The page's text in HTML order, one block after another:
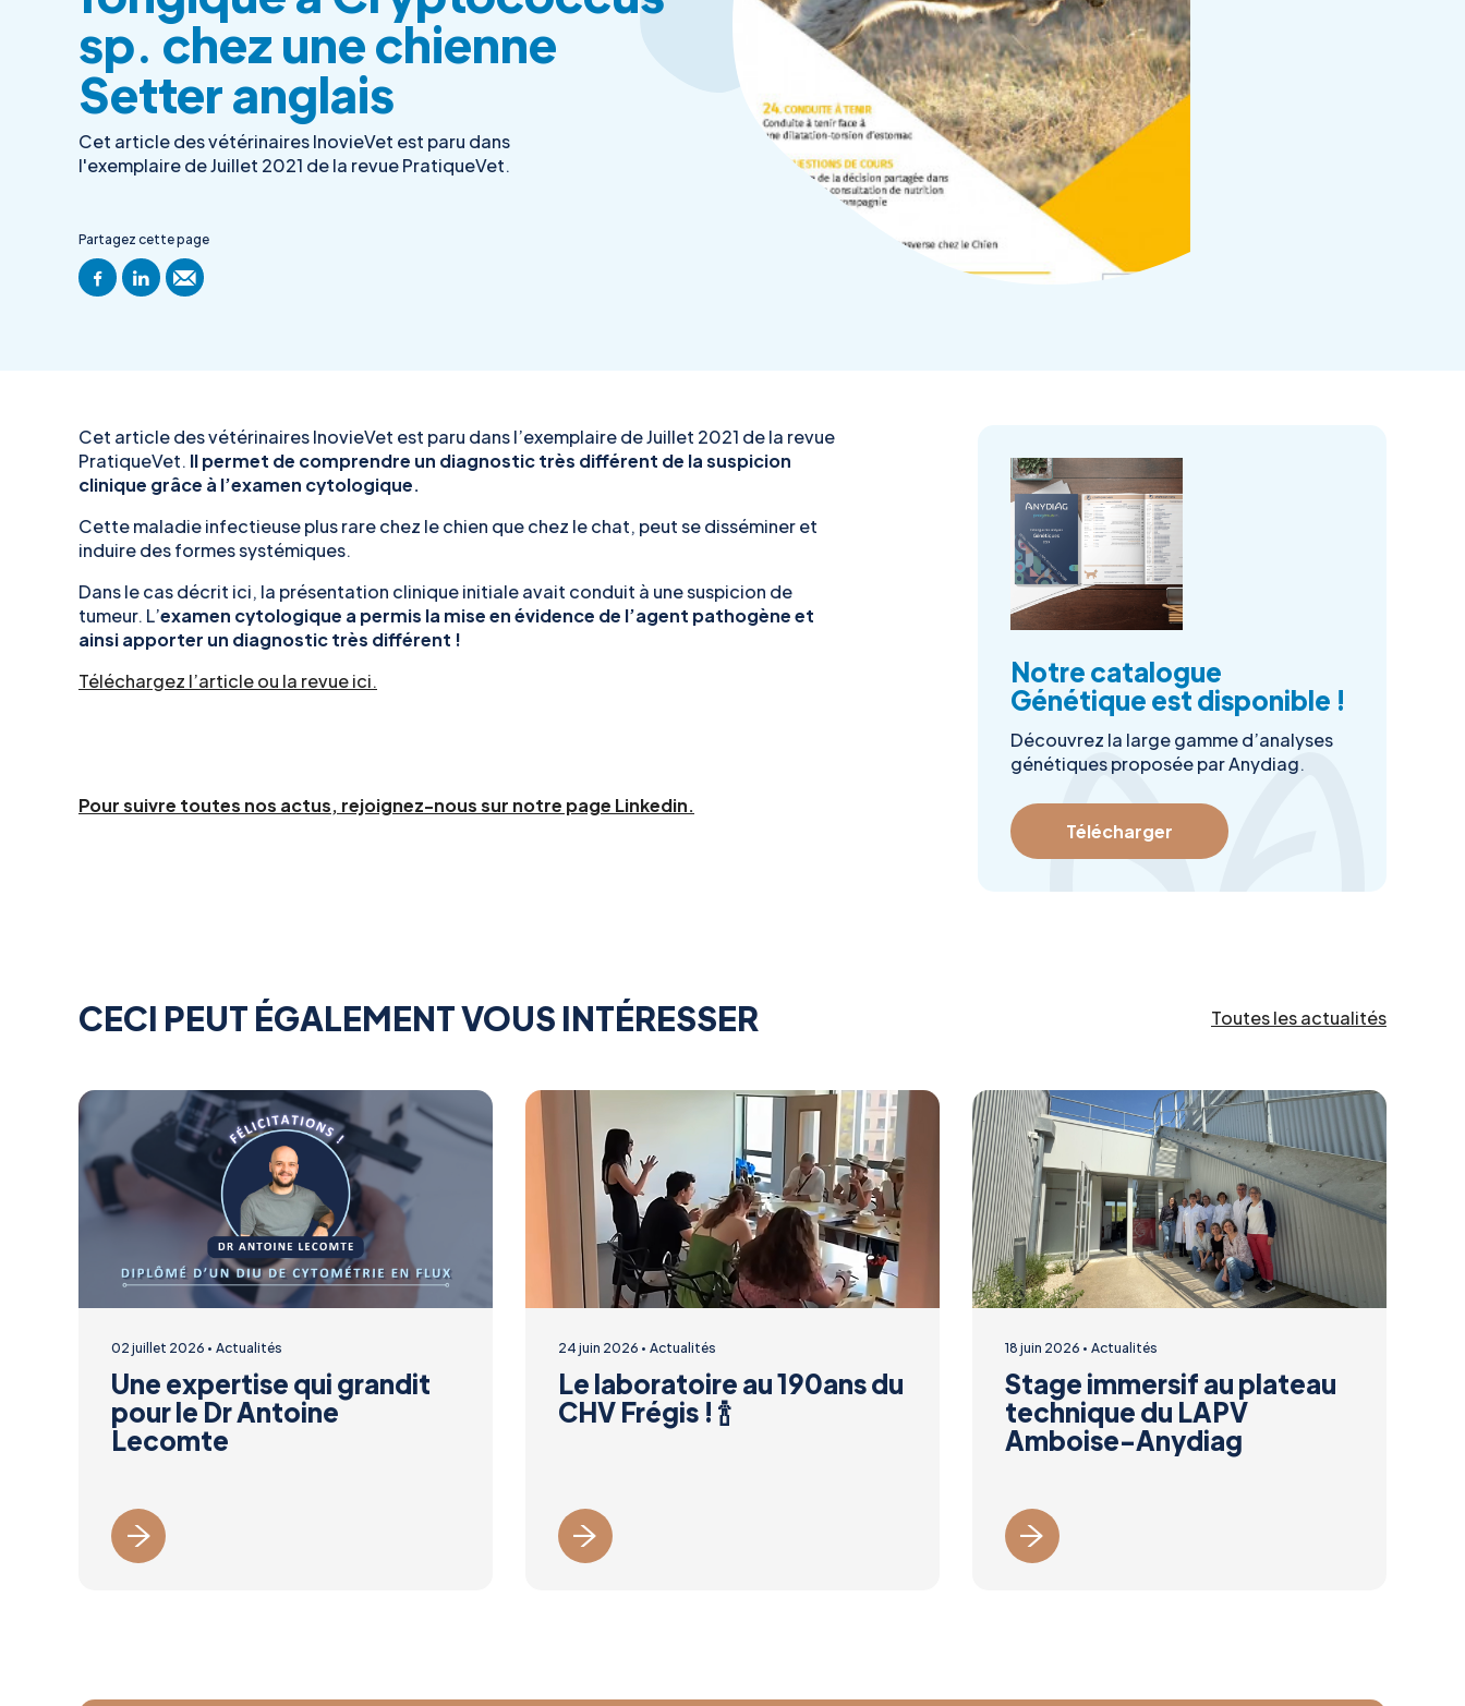
sp. chez une chienne
Setter anglais
Cet article des vétérinaires InovieVet est paru dans
l'exemplaire de Juillet 2021 de la revue PratiqueVet.
Partagez cette page
Notre catalogue
Génétique est disponible !
Découvrez la large gamme d’analyses
génétiques proposée par Anydiag.
Télécharger
Cet article des vétérinaires InovieVet est paru dans l’exemplaire de Juillet 2021 de la revue
PratiqueVet. Il permet de comprendre un diagnostic très différent de la suspicion
clinique grâce à l’examen cytologique.
Cette maladie infectieuse plus rare chez le chien que chez le chat, peut se disséminer et
induire des formes systémiques.
Dans le cas décrit ici, la présentation clinique initiale avait conduit à une suspicion de
tumeur. L’examen cytologique a permis la mise en évidence de l’agent pathogène et
ainsi apporter un diagnostic très différent !
Téléchargez l’article ou la revue ici.
Pour suivre toutes nos actus, rejoignez-nous sur notre page Linkedin.
CECI PEUT ÉGALEMENT VOUS INTÉRESSER Toutes les actualités
02 juillet 2026 Actualités
Une expertise qui grandit
pour le Dr Antoine
Lecomte
24 juin 2026 Actualités
Le laboratoire au 190ans du
CHV Frégis ! 🍾
18 juin 2026 Actualités
Stage immersif au plateau
technique du LAPV
Amboise-Anydiag